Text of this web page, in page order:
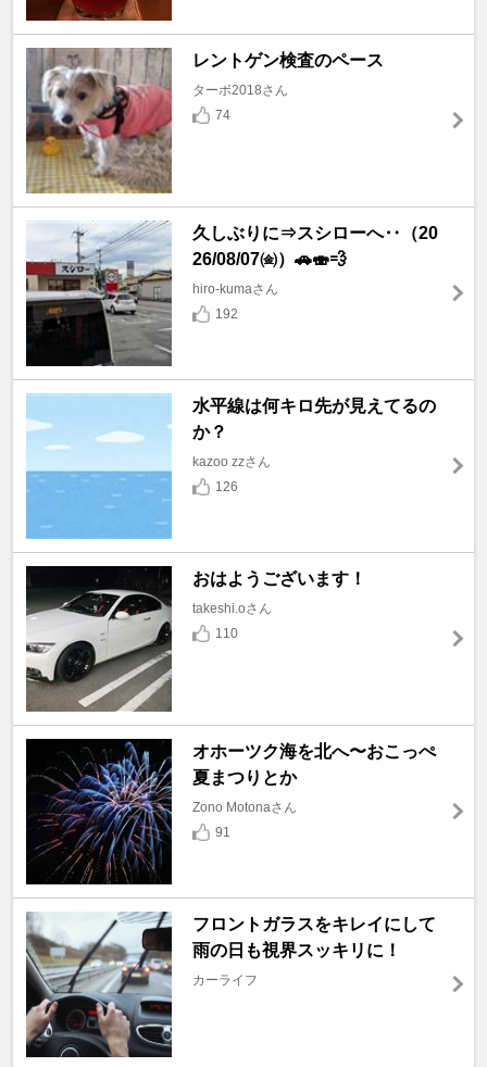
レントゲン検査のペース
ターボ2018さん
74
久しぶりに⇒スシローへ‥（20
26/08/07㈮）🚗🍣💨
hiro-kumaさん
192
水平線は何キロ先が見えてるの
か？
kazoo zzさん
126
おはようございます！
takeshi.oさん
110
オホーツク海を北へ〜おこっぺ
夏まつりとか
Zono Motonaさん
91
フロントガラスをキレイにして
雨の日も視界スッキリに！
カーライフ